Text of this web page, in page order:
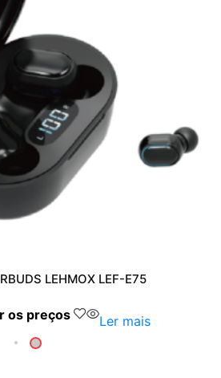
LEHMOX LEF-E75
os preços Ler mais